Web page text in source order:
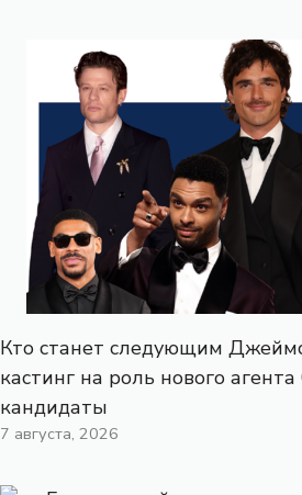
Кто станет следующим
кастинг на роль нового
кандидаты
7 августа, 2026